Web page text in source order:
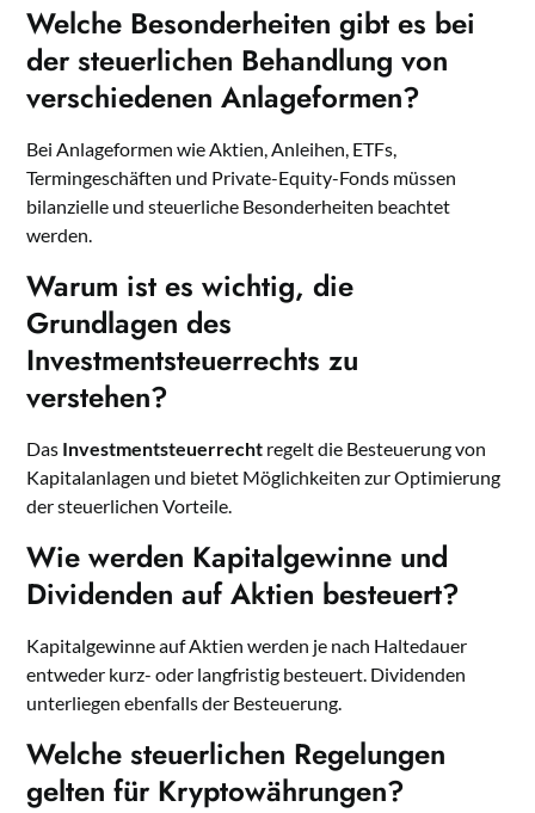
Welche Besonderheiten gibt es bei
der steuerlichen Behandlung von
verschiedenen Anlageformen?
Bei Anlageformen wie Aktien, Anleihen, ETFs,
Termingeschäften und Private-Equity-Fonds müssen
bilanzielle und steuerliche Besonderheiten beachtet
werden.
Warum ist es wichtig, die
Grundlagen des
Investmentsteuerrechts zu
verstehen?
Das Investmentsteuerrecht regelt die Besteuerung von
Kapitalanlagen und bietet Möglichkeiten zur Optimierung
der steuerlichen Vorteile.
Wie werden Kapitalgewinne und
Dividenden auf Aktien besteuert?
Kapitalgewinne auf Aktien werden je nach Haltedauer
entweder kurz- oder langfristig besteuert. Dividenden
unterliegen ebenfalls der Besteuerung.
Welche steuerlichen Regelungen
gelten für Kryptowährungen?